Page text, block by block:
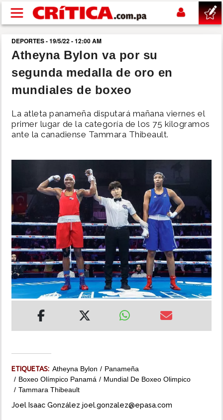
Pasar al contenido principal
buscar
SUCESOS
POLÍTICA
DEPORTES
MUNDO
INSÓLITAS
MULTIMEDIA
IMPRESO
DEPORTES - 19/5/22 - 12:00 AM
Atheyna Bylon va por su
segunda medalla de oro en
mundiales de boxeo
La atleta panameña disputará mañana viernes el
primer lugar de la categoría de los 75 kilogramos
ante la canadiense Tammara Thibeault.
ETIQUETAS: Atheyna Bylon
Panameña
Boxeo Olímpico Panamá
Mundial De Boxeo Olimpico
Tammara Thibeault
Joel Isaac González joel.gonzalez@epasa.com